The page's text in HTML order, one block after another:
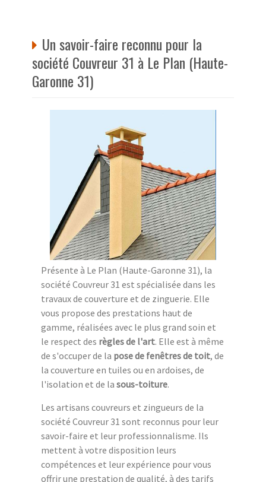
Un savoir-faire reconnu pour la
société Couvreur 31 à Le Plan (Haute-
Garonne 31)
Présente à Le Plan (Haute-Garonne 31), la
société Couvreur 31 est spécialisée dans les
travaux de couverture et de zinguerie. Elle
vous propose des prestations haut de
gamme, réalisées avec le plus grand soin et
le respect des règles de l'art. Elle est à même
de s'occuper de la pose de fenêtres de toit, de
la couverture en tuiles ou en ardoises, de
l'isolation et de la sous-toiture.
Les artisans couvreurs et zingueurs de la
société Couvreur 31 sont reconnus pour leur
savoir-faire et leur professionnalisme. Ils
mettent à votre disposition leurs
compétences et leur expérience pour vous
offrir une prestation de qualité, à des tarifs